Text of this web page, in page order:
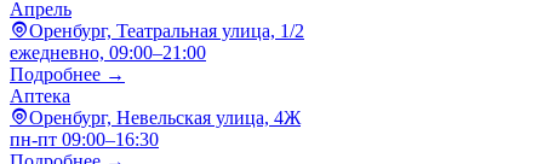
Апрель
Оренбург, Театральная улица, 1/2
ежедневно, 09:00–21:00
Подробнее →
Аптека
Оренбург, Невельская улица, 4Ж
пн-пт 09:00–16:30